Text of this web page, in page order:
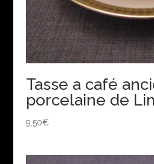
Tasse a café
porcelaine de
9,50€